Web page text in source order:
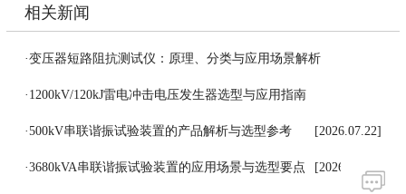
相关新闻
·变压器短路阻抗测试仪：原理、分类与应用场景解析
· 1200kV/120kJ雷电冲击电压发生器选型与应用指南
[2026.07.24]
·500kV串联谐振试验装置的产品解析与选型参考 [2026.07.22]
·3680kVA串联谐振试验装置的应用场景与选型要点 [2026.07.21]